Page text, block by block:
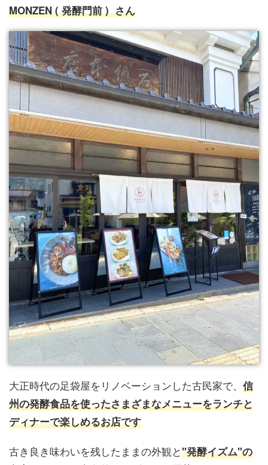
MONZEN ( 発酵門前 ) さん
大正時代の足袋屋をリノベーションした古民家で、 信
州の発酵食品を使ったさまざまなメニューをランチと
ディナーで楽しめるお店です
古き良き味わいを残したままの外観と"発酵イズム"の